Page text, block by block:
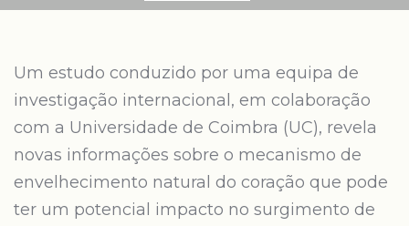
Um estudo conduzido por uma equipa de
investigação internacional, em colaboração
com a Universidade de Coimbra (UC), revela
novas informações sobre o mecanismo de
envelhecimento natural do coração que pode
ter um potencial impacto no surgimento de